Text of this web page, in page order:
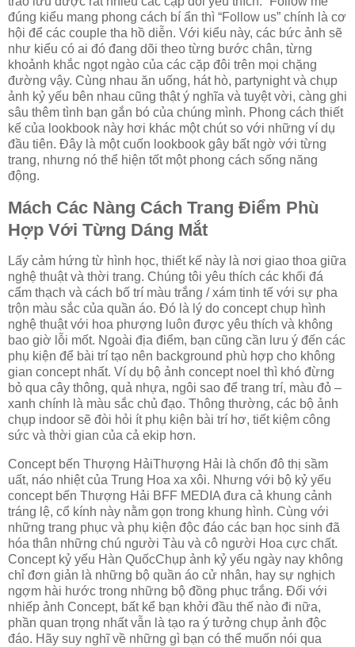
đúng kiểu mang phong cách bí ẩn thì “Follow us” chính là cơ
hội để các couple tha hồ diễn. Với kiểu này, các bức ảnh sẽ
như kiểu có ai đó đang dõi theo từng bước chân, từng
khoảnh khắc ngọt ngào của các cặp đôi trên mọi chặng
đường vậy. Cùng nhau ăn uống, hát hò, partynight và chụp
ảnh kỷ yếu bên nhau cũng thật ý nghĩa và tuyệt vời, càng ghi
sâu thêm tình bạn gắn bó của chúng mình. Phong cách thiết
kế của lookbook này hơi khác một chút so với những ví dụ
đầu tiên. Đây là một cuốn lookbook gây bất ngờ với từng
trang, nhưng nó thể hiện tốt một phong cách sống năng
động.
Mách Các Nàng Cách Trang Điểm Phù
Hợp Với Từng Dáng Mắt
Lấy cảm hứng từ hình học, thiết kế này là nơi giao thoa giữa
nghệ thuật và thời trang. Chúng tôi yêu thích các khối đá
cẩm thạch và cách bố trí màu trắng / xám tinh tế với sự pha
trộn màu sắc của quần áo. Đó là lý do concept chụp hình
nghệ thuật với hoa phượng luôn được yêu thích và không
bao giờ lỗi mốt. Ngoài địa điểm, bạn cũng cần lưu ý đến các
phụ kiện để bài trí tạo nên background phù hợp cho không
gian concept nhất. Ví dụ bộ ảnh concept noel thì khó đừng
bỏ qua cây thông, quả nhựa, ngôi sao để trang trí, màu đỏ –
xanh chính là màu sắc chủ đạo. Thông thường, các bộ ảnh
chụp indoor sẽ đòi hỏi ít phụ kiện bài trí hơ, tiết kiệm công
sức và thời gian của cả ekip hơn.
Concept bến Thượng HảiThượng Hải là chốn đô thị sầm
uất, náo nhiệt của Trung Hoa xa xôi. Nhưng với bộ kỷ yếu
concept bến Thượng Hải BFF MEDIA đưa cả khung cảnh
tráng lệ, cổ kính này nằm gọn trong khung hình. Cùng với
những trang phục và phụ kiện độc đáo các bạn học sinh đã
hóa thân những chú người Tàu và cô người Hoa cực chất.
Concept kỷ yếu Hàn QuốcChụp ảnh kỷ yếu ngày nay không
chỉ đơn giản là những bộ quần áo cử nhân, hay sự nghịch
ngợm hài hước trong những bộ đồng phục trắng. Đối với
nhiếp ảnh Concept, bất kể bạn khởi đầu thế nào đi nữa,
phần quan trọng nhất vẫn là tạo ra ý tưởng chụp ảnh độc
đáo. Hãy suy nghĩ về những gì bạn có thể muốn nói qua